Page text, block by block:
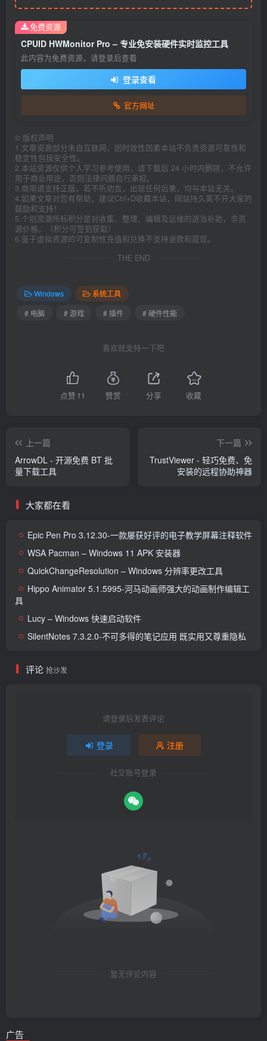
CPUID HWMonitor Pro – 专业免安装硬件实时监控工具
此内容为免费资源，请登录后查看
登录查看
官方网址
免费资源
© 版权声明
1.文章资源部分来自互联网，因时效性因素本站不负责资源可靠性和
稳定性包括安全性。
2.本站资源仅供个人学习参考使用，请下载后 24 小时内删除，不允许
用于商业用途，否则法律问题自行承担。
3.商用请支持正版。若不听劝告，出现任何后果，均与本站无关。
4.如果文章对您有帮助，建议Ctrl+D收藏本站，网站持久离不开大家的
鼓励和支持！
5.个别资源所标积分是对收集、整理、编辑及运维的适当补助，非资
源价格。（积分可签到获取）
6.鉴于虚拟资源的可复制性充值和兑换不支持退款和提现。
THE END
Windows
系统工具
# 电脑
# 游戏 # 插件 # 硬件性能
喜欢就支持一下吧
点赞 11 赞赏 分享 收藏
上一篇
ArrowDL - 开源免费 BT 批
量下载工具
下一篇
TrustViewer - 轻巧免费、免
安装的远程协助神器
大家都在看
Epic Pen Pro 3.12.30-一款屡获好评的电子教学屏幕注释软件
WSA Pacman – Windows 11 APK 安装器
QuickChangeResolution – Windows 分辨率更改工具
Hippo Animator 5.1.5995-河马动画师强大的动画制作编辑工
具
Lucy – Windows 快速启动软件
SilentNotes 7.3.2.0-不可多得的笔记应用 既实用又尊重隐私
评论 抢沙发
请登录后发表评论
登录 注册
社交账号登录
暂无评论内容
广告